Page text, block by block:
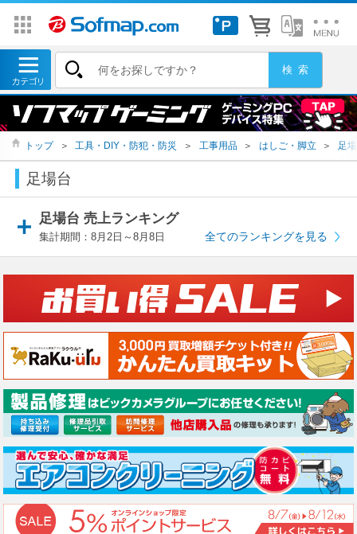
トップ ＞ 工具・DIY・防犯・防災 ＞ 工事用品 ＞ はしご・脚立 ＞ 足
足場台
足場台 売上ランキング
集計期間：8月2日～8月8日 全てのランキングを見る